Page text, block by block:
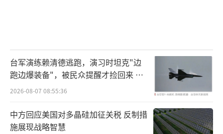
竟在谁手中，不再只是战机升空的事，更是国
策与资源布局的大博弈。（责任编辑：张佳鑫）
台军演练赖清德逃跑，演习时坦克"边
跑边爆装备"，被民众提醒才捡回来 演
习状况频出引发关注
2026-08-07 08:55:36
中方回应美国对多晶硅加征关税 反制措
施展现战略智慧